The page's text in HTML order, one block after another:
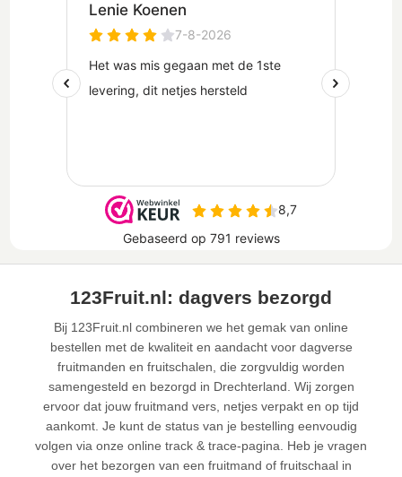
123Fruit.nl: dagvers bezorgd
Bij 123Fruit.nl combineren we het gemak van online
bestellen met de kwaliteit en aandacht voor dagverse
fruitmanden en fruitschalen, die zorgvuldig worden
samengesteld en bezorgd in Drechterland. Wij zorgen
ervoor dat jouw fruitmand vers, netjes verpakt en op tijd
aankomt. Je kunt de status van je bestelling eenvoudig
volgen via onze online track & trace-pagina. Heb je vragen
over het bezorgen van een fruitmand of fruitschaal in